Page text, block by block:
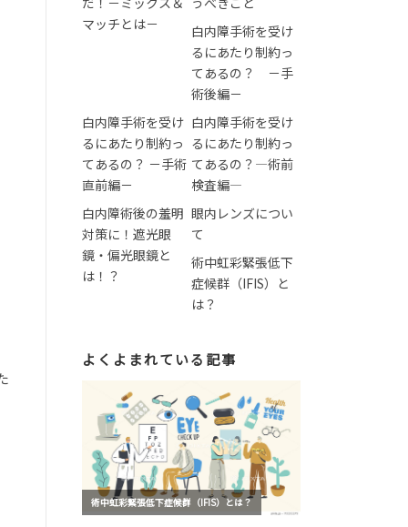
マッチとは－
白内障手術を受け
るにあたり制約っ
てあるの？ －手
術後編－
白内障手術を受け
るにあたり制約っ
てあるの？ －手術
直前編－
白内障手術を受け
るにあたり制約っ
てあるの？―術前
検査編―
白内障術後の羞明
対策に！遮光眼
鏡・偏光眼鏡と
は！？
眼内レンズについ
て
術中虹彩緊張低下
症候群（IFIS）と
は？
よくよまれている記事